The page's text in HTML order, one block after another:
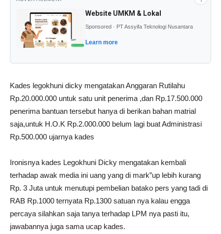
Website UMKM & Lokal
Sponsored · PT Assyifa Teknologi Nusantara
Learn more
Kades legokhuni dicky mengatakan Anggaran Rutilahu
Rp.20.000.000 untuk satu unit penerima ,dan Rp.17.500.000
penerima bantuan tersebut hanya di berikan bahan matrial
saja,untuk H.O.K Rp.2.000.000 belum lagi buat Administrasi
Rp.500.000 ujarnya kades
Ironisnya kades Legokhuni Dicky mengatakan kembali
terhadap awak media ini uang yang di mark”up lebih kurang
Rp. 3 Juta untuk menutupi pembelian batako pers yang tadi di
RAB Rp.1000 ternyata Rp.1300 satuan nya kalau engga
percaya silahkan saja tanya terhadap LPM nya pasti itu,
jawabannya juga sama ucap kades.